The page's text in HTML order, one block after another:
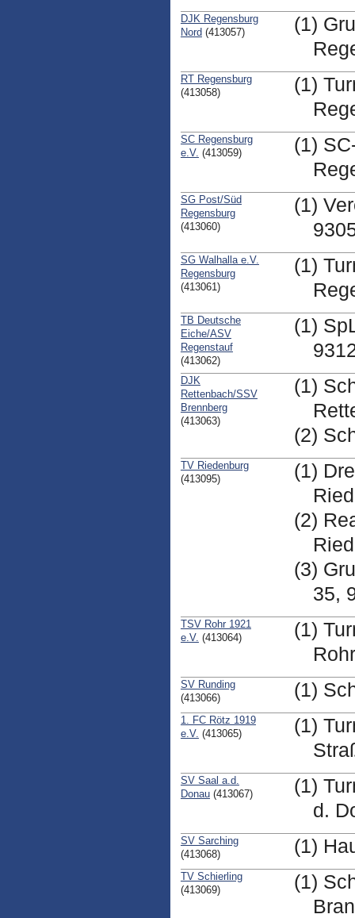
DJK Regensburg
Nord (413057)
(1)
RT Regensburg
(413058)
(1)
SC Regensburg
e.V. (413059)
(1)
SG Post/Süd
Regensburg
(413060)
(1)
SG Walhalla e.V.
Regensburg
(413061)
(1)
TB Deutsche
Eiche/ASV
Regenstauf
(413062)
(1)
DJK
Rettenbach/SSV
Brennberg
(413063)
(1)
(2)
TV Riedenburg
(413095)
(1)
(2)
(3)
35,
TSV Rohr 1921
e.V. (413064)
(1)
SV Runding
(413066)
(1)
1. FC Rötz 1919
e.V. (413065)
(1)
SV Saal a.d.
Donau(413067)
(1)
d.
SV Sarching
(413068)
(1)
TV Schierling
(413069)
(1)